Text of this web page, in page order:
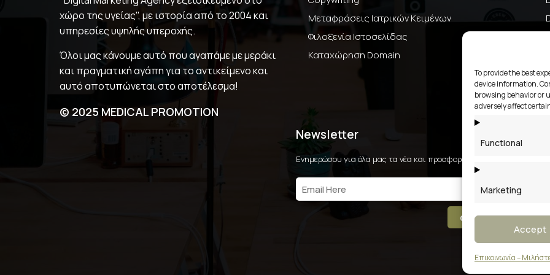
To provide the best
device information.
browsing behavior or
adversely affect
Functional
Marketing
Accept
Επικοινωνία –
χώρο της υγείας", με ιστορία από το 2004 και
υπηρεσίες υψηλής υπεροχής.
Όλοι μας κάνουμε αυτό που αγαπάμε με μεράκι
και πραγματική αγάπη για το αντικείμενο και
αυτό αποτυπώνεται στο αποτέλεσμα!
© 2025 MEDICAL PROMOTION
Μεταφράσεις Ιατρικών Κειμένων
Φιλοξενία Ιστοσελίδας
Καταχώρηση Domain
Newsletter
Ενημερώσου για όλα μας τα νέα και προσφορές.
αποστολή